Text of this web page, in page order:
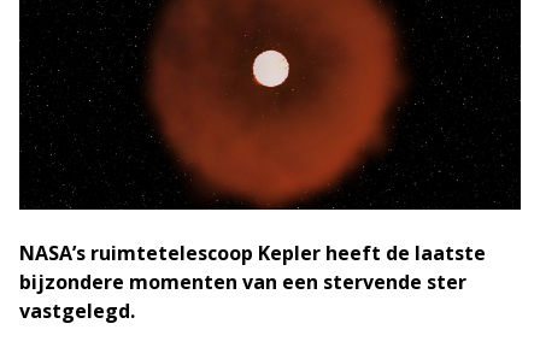
NASA’s ruimtetelescoop Kepler heeft de laatste
bijzondere momenten van een stervende ster
vastgelegd.